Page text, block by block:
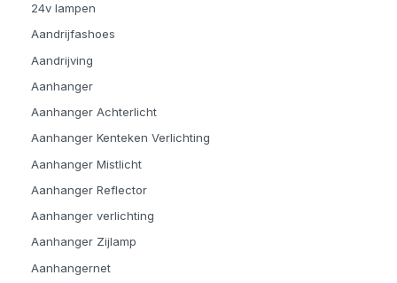
24v lampen
Aandrijfashoes
Aandrijving
Aanhanger
Aanhanger Achterlicht
Aanhanger Kenteken Verlichting
Aanhanger Mistlicht
Aanhanger Reflector
Aanhanger verlichting
Aanhanger Zijlamp
Aanhangernet